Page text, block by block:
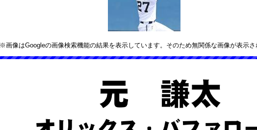
※画像はGoogleの画像検索機能の結果を表示しています。そのため無関係な画像が表示さ